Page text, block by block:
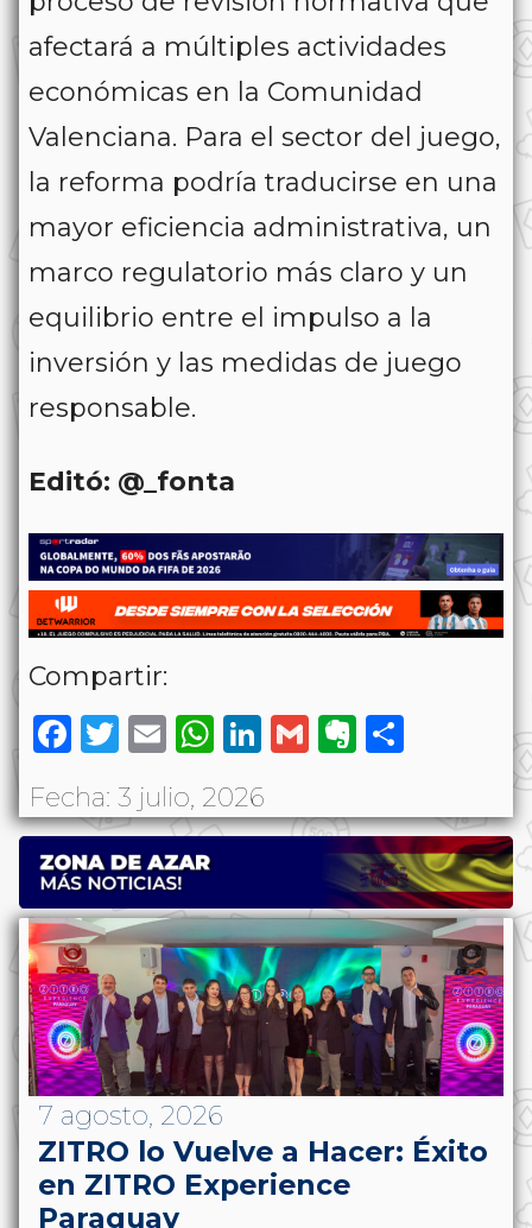
afectará a múltiples actividades
económicas en la Comunidad
Valenciana. Para el sector del juego,
la reforma podría traducirse en una
mayor eficiencia administrativa, un
marco regulatorio más claro y un
equilibrio entre el impulso a la
inversión y las medidas de juego
responsable.
Editó: @_fonta
Compartir:
Facebook
Twitter
EmailWhatsApp
LinkedIn
GmailEvernote
Fecha: 3 julio, 2026
7 agosto, 2026
ZITRO lo Vuelve a Hacer: Éxito
en ZITRO Experience
Paraguay